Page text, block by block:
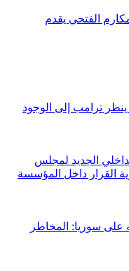
الفتحي يقدم
ترامب إلى الوجود
الجديد لمجلس
القرار داخل المؤسسة
على سوريا: المخاطر